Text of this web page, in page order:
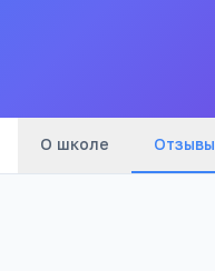
О школе Отзывы